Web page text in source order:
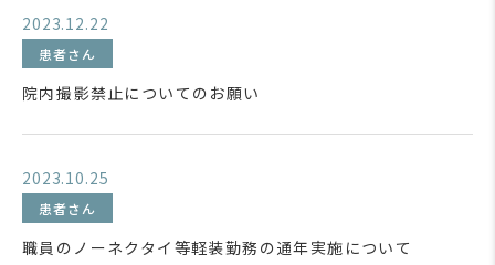
2023.12.22
患者さん
院内撮影禁止についてのお願い
2023.10.25
患者さん
職員のノーネクタイ等軽装勤務の通年実施について